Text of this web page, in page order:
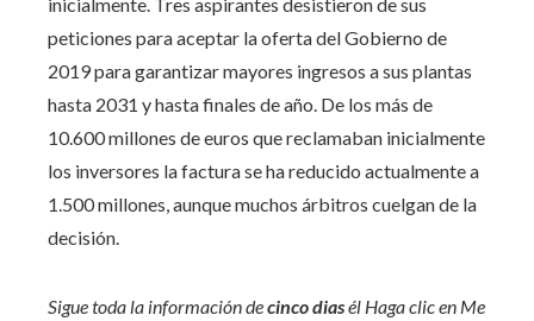
peticiones para aceptar la oferta del Gobierno de
2019 para garantizar mayores ingresos a sus plantas
hasta 2031 y hasta finales de año. De los más de
10.600 millones de euros que reclamaban inicialmente
los inversores la factura se ha reducido actualmente a
1.500 millones, aunque muchos árbitros cuelgan de la
decisión.
Sigue toda la información decinco diasél Haga clic en Me